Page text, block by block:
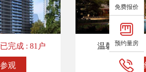
已完成 : 81户
观
温馨人家
工地预
免费报价
预约量房